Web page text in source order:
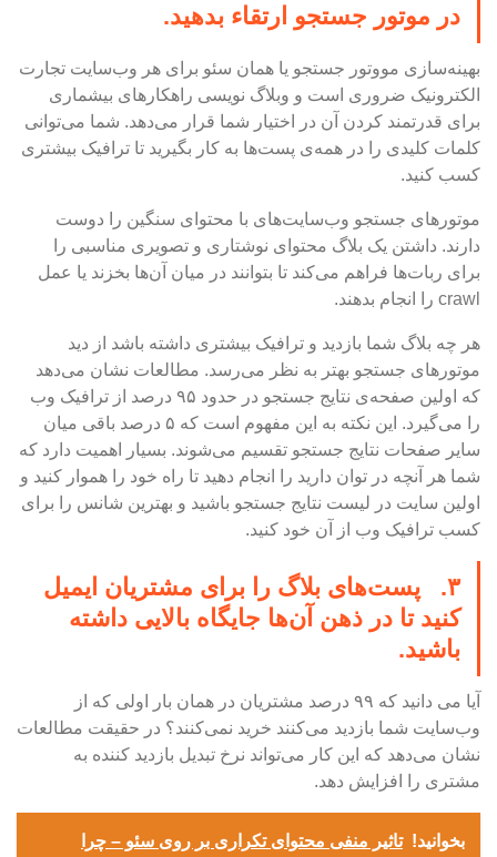
در موتور جستجو ارتقاء بدهید.
بهینه‌سازی مووتور جستجو یا همان سئو برای هر وب‌سایت تجارت
الکترونیک ضروری است و وبلاگ نویسی راهکارهای بیشماری
برای قدرتمند کردن آن در اختیار شما قرار می‌دهد. شما می‌توانی
کلمات کلیدی را در همه‌ی پست‌ها به کار بگیرید تا ترافیک بیشتری
کسب کنید.
موتور‌های جستجو وب‌سایت‌های با محتوای سنگین را دوست
دارند. داشتن یک بلاگ محتوای نوشتاری و تصویری مناسبی را
برای ربات‌ها فراهم می‌کند تا بتوانند در میان آن‌ها بخزند یا عمل
crawl را انجام بدهند.
هر چه بلاگ شما بازدید و ترافیک بیشتری داشته باشد از دید
موتورهای جستجو بهتر به نظر می‌رسد. مطالعات نشان می‌دهد
که اولین صفحه‌ی نتایج جستجو در حدود ۹۵ درصد از ترافیک وب
را می‌گیرد. این نکته به این مفهوم است که ۵ درصد باقی میان
سایر صفحات نتایج جستجو تقسیم می‌شوند. بسیار اهمیت دارد که
شما هر آنچه در توان دارید را انجام دهید تا راه خود را هموار کنید و
اولین سایت در لیست نتایج جستجو باشید و بهترین شانس را برای
کسب ترافیک وب از آن خود کنید.
۳. پست‌های بلاگ را برای مشتریان ایمیل
کنید تا در ذهن آن‌ها جایگاه بالایی داشته
باشید.
آیا می دانید که ۹۹ درصد مشتریان در همان بار اولی که از
وب‌سایت شما بازدید می‌کنند خرید نمی‌کنند؟ در حقیقت مطالعات
نشان می‌دهد که این کار می‌تواند نرخ تبدیل بازدید کننده به
مشتری را افزایش دهد.
بخوانید! تاثیر منفی محتوای تکراری بر روی سئو – چرا